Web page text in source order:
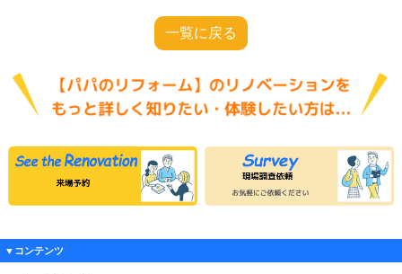
一覧に戻る
▼コンテンツ